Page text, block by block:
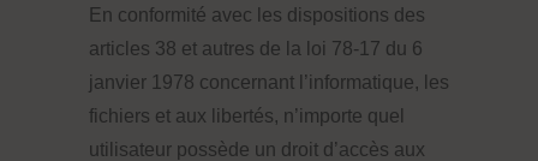
En conformité avec les dispositions des
articles 38 et autres de la loi 78-17 du 6
janvier 1978 concernant l’informatique, les
fichiers et aux libertés, n’importe quel
utilisateur possède un droit d’accès aux